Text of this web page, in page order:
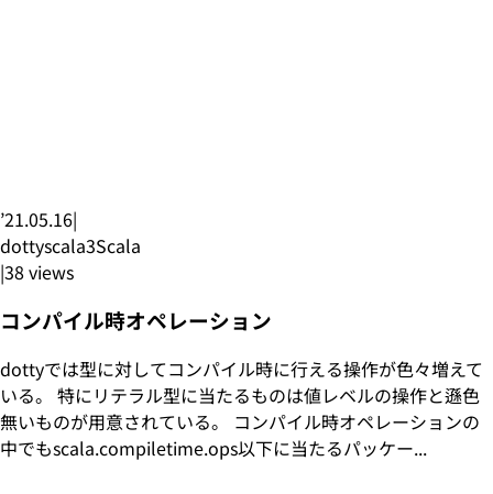
’21.05.16|
dottyscala3Scala
|38views
コンパイル時オペレーション
dottyでは型に対してコンパイル時に行える操作が色々増えて
いる。 特にリテラル型に当たるものは値レベルの操作と遜色
無いものが用意されている。 コンパイル時オペレーションの
中でもscala.compiletime.ops以下に当たるパッケー...